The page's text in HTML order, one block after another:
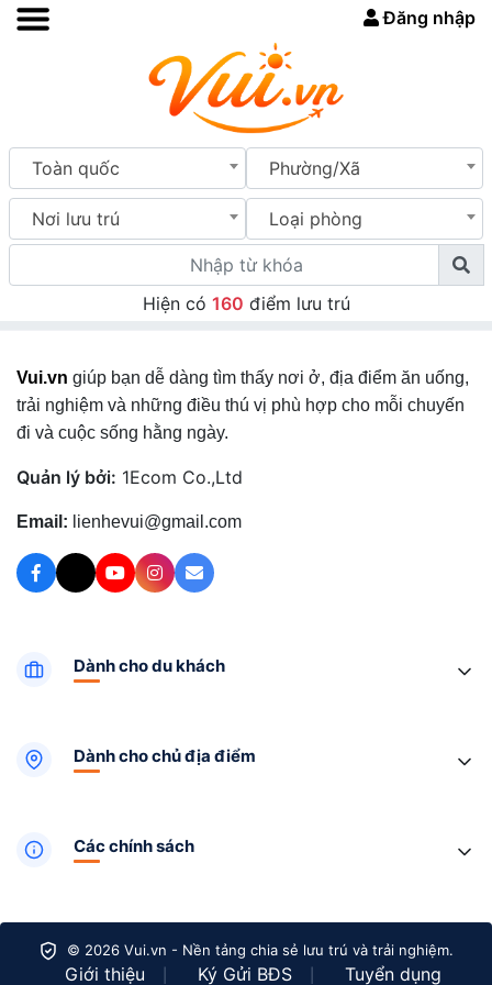
Đăng nhập
Toàn quốc Phường/Xã
Nơi lưu trú Loại phòng
Hiện có 160 điểm lưu trú
Vui.vn giúp bạn dễ dàng tìm thấy nơi ở, địa điểm ăn uống,
trải nghiệm và những điều thú vị phù hợp cho mỗi chuyến
đi và cuộc sống hằng ngày.
Quản lý bởi: 1Ecom Co.,Ltd
Email: lienhevui@gmail.com
Dành cho du khách
Dành cho chủ địa điểm
Các chính sách
© 2026 Vui.vn - Nền tảng chia sẻ lưu trú và trải nghiệm.
Giới thiệu Ký Gửi BĐS Tuyển dụng